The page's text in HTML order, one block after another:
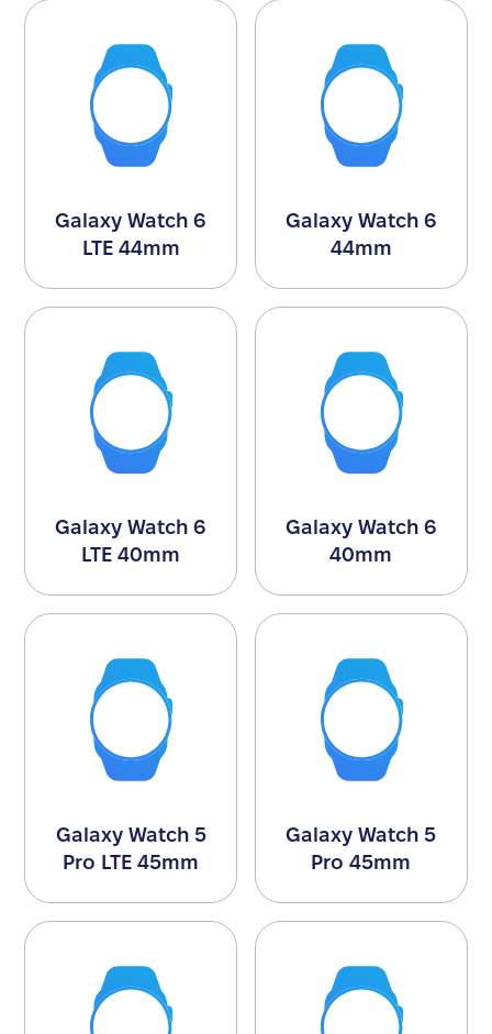
Galaxy Watch 6
LTE 44mm
Galaxy Watch 6
44mm
Galaxy Watch 6
LTE 40mm
Galaxy Watch 6
40mm
Galaxy Watch 5
Pro LTE 45mm
Galaxy Watch 5
Pro 45mm